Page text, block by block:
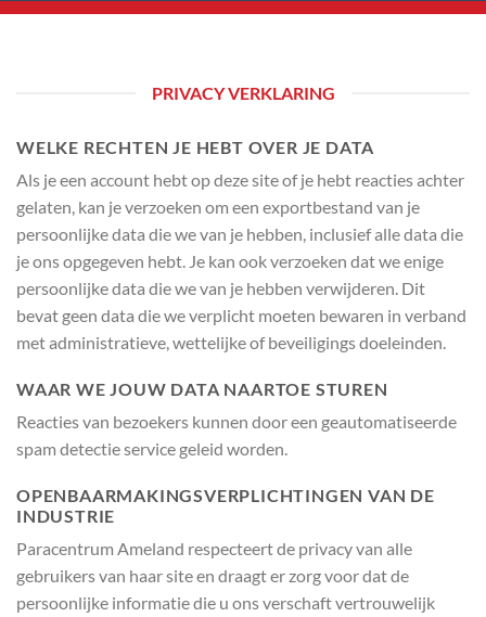
PRIVACY VERKLARING
WELKE RECHTEN JE HEBT OVER JE DATA
Als je een account hebt op deze site of je hebt reacties achter
gelaten, kan je verzoeken om een exportbestand van je
persoonlijke data die we van je hebben, inclusief alle data die
je ons opgegeven hebt. Je kan ook verzoeken dat we enige
persoonlijke data die we van je hebben verwijderen. Dit
bevat geen data die we verplicht moeten bewaren in verband
met administratieve, wettelijke of beveiligings doeleinden.
WAAR WE JOUW DATA NAARTOE STUREN
Reacties van bezoekers kunnen door een geautomatiseerde
spam detectie service geleid worden.
OPENBAARMAKINGSVERPLICHTINGEN VAN DE
INDUSTRIE
Paracentrum Ameland respecteert de privacy van alle
gebruikers van haar site en draagt er zorg voor dat de
persoonlijke informatie die u ons verschaft vertrouwelijk